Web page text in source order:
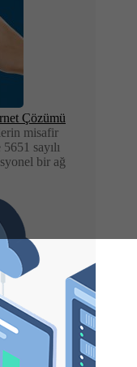
Çözümü
misafir
sayılı
bir ağ